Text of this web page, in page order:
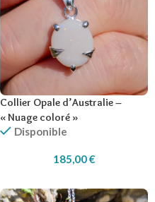
Collier Opale d’Australie –
« Nuage coloré »
Disponible
185,00€